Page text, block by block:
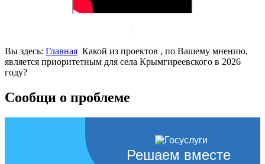
Вы здесь: Главная Какой из проектов , по Вашему мнению,
является приоритетным для села Крымгиреевского в 2026
году?
Сообщи о проблеме
Решаем вместе